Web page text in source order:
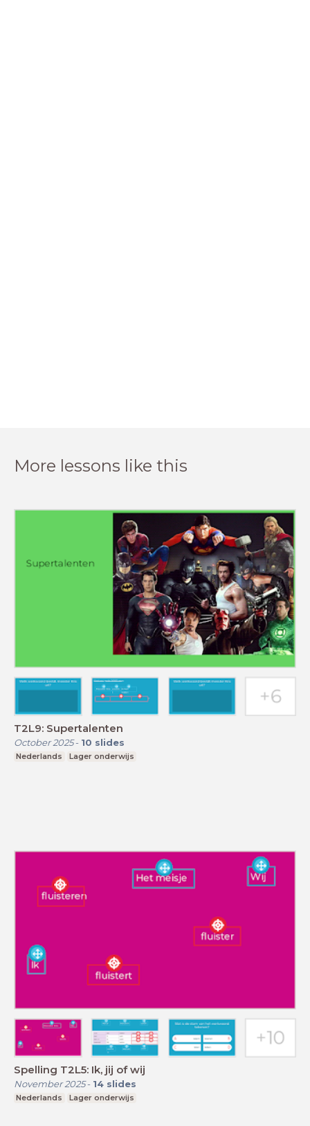
More lessons like this
T2L9: Supertalenten
October 2025- 10 slides
Nederlands Lager onderwijs
Spelling T2L5: Ik, jij of wij
November 2025- 14 slides
Nederlands Lager onderwijs